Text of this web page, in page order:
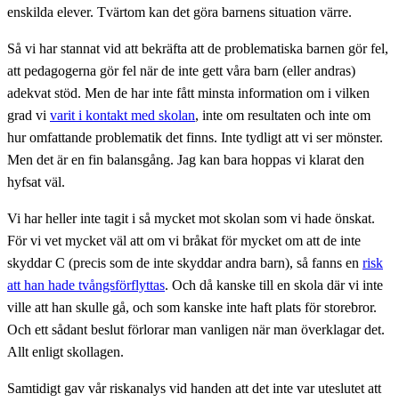
enskilda elever. Tvärtom kan det göra barnens situation värre.
Så vi har stannat vid att bekräfta att de problematiska barnen gör fel,
att pedagogerna gör fel när de inte gett våra barn (eller andras)
adekvat stöd. Men de har inte fått minsta information om i vilken
grad vi varit i kontakt med skolan, inte om resultaten och inte om
hur omfattande problematik det finns. Inte tydligt att vi ser mönster.
Men det är en fin balansgång. Jag kan bara hoppas vi klarat den
hyfsat väl.
Vi har heller inte tagit i så mycket mot skolan som vi hade önskat.
För vi vet mycket väl att om vi bråkat för mycket om att de inte
skyddar C (precis som de inte skyddar andra barn), så fanns en risk
att han hade tvångsförflyttas. Och då kanske till en skola där vi inte
ville att han skulle gå, och som kanske inte haft plats för storebror.
Och ett sådant beslut förlorar man vanligen när man överklagar det.
Allt enligt skollagen.
Samtidigt gav vår riskanalys vid handen att det inte var uteslutet att